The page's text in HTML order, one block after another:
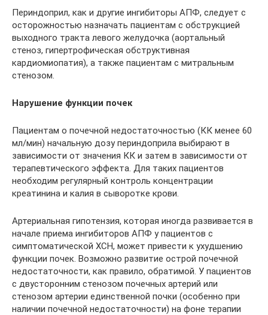
Периндоприл, как и другие ингибиторы АПФ, следует с
осторожностью назначать пациентам с обструкцией
выходного тракта левого желудочка (аортальный
стеноз, гипертрофическая обструктивная
кардиомиопатия), а также пациентам с митральным
стенозом.
Нарушение функции почек
Пациентам о почечной недостаточностью (КК менее 60
мл/мин) начальную дозу периндоприла выбирают в
зависимости от значения КК и затем в зависимости от
терапевтического эффекта. Для таких пациентов
необходим регулярный контроль концентрации
креатинина и калия в сыворотке крови.
Артериальная гипотензия, которая иногда развивается в
начале приема ингибиторов АПФ у пациентов с
симптоматической ХСН, может привести к ухудшению
функции почек. Возможно развитие острой почечной
недостаточности, как правило, обратимой. У пациентов
с двусторонним стенозом почечных артерий или
стенозом артерии единственной почки (особенно при
наличии почечной недостаточности) на фоне терапии